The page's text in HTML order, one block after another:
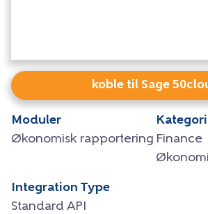
koble til Sage
Moduler
Økonomisk rapportering
Kategori
Finance
Integration Type
Standard API